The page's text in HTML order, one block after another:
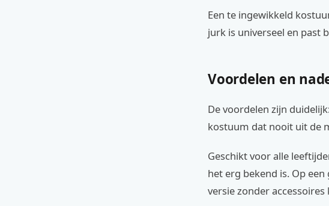
Een te ingewikkeld
jurk is universeel en past
Voordelen en
De voordelen zijn
kostuum dat nooit uit de
Geschikt voor alle
het erg bekend is. Op
versie zonder